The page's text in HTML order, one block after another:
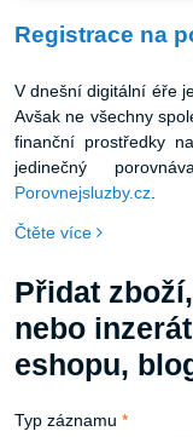
Registrace na
V dnešní digitální éře
Avšak ne všechny
finanční prostředky
jedinečný
Porovnejsluzby.cz
Čtěte více
Přidat
nebo
eshopu,
Typ záznamu *